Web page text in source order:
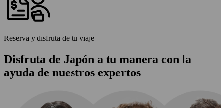
Reserva y disfruta de tu viaje
Disfruta de Japón a tu manera con la
ayuda de nuestros expertos